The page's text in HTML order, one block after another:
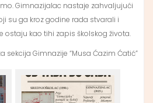
Gimnazijalac nastaje zahvaljujući
su ga kroz godine rada stvarali i
ostaju kao tihi zapis školskog života.
sekcija Gimnazije “Musa Ćazim Ćatić”